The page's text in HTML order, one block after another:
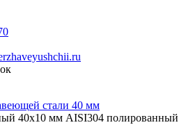
стали 40 мм
40х10 мм AISI304 полированный